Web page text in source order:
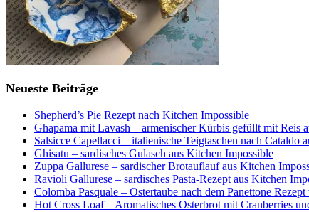
Neueste Beiträge
Shepherd’s Pie Rezept nach Kitchen Impossible
Ghapama mit Lavash – armenischer Kürbis gefüllt mit Reis
Salsicce Capellacci – italienische Teigtaschen nach Cataldo
Ghisatu – sardisches Gulasch aus Kitchen Impossible
Zuppa Gallurese – sardischer Brotauflauf aus Kitchen
Ravioli Gallurese – sardisches Pasta-Rezept aus Kitchen
Colomba Pasquale – Ostertaube nach dem Panettone
Hot Cross Loaf – Aromatisches Osterbrot mit Cranberries